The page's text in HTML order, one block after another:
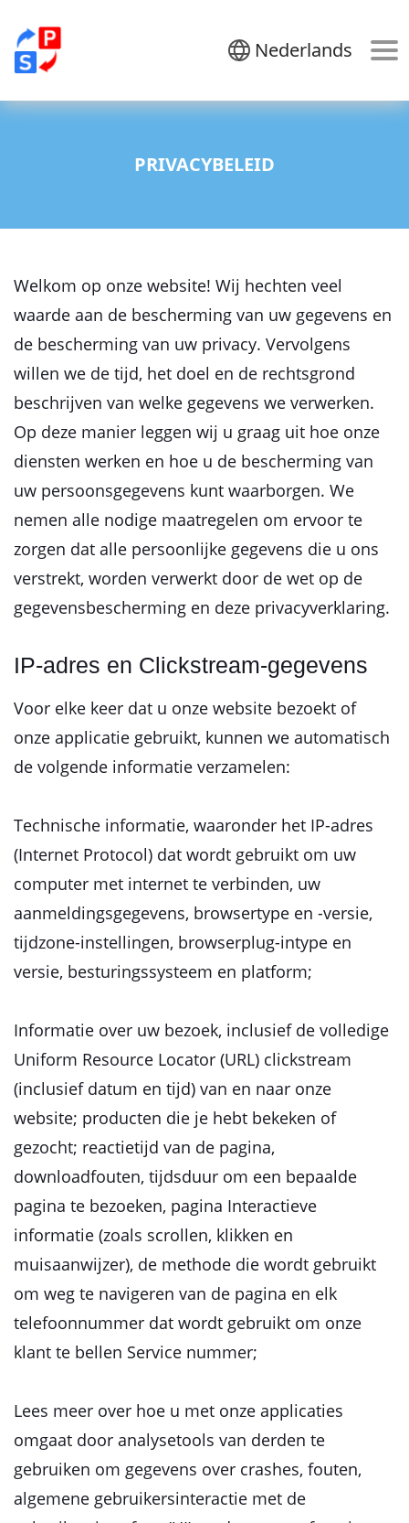
Nederlands
PRIVACYBELEID
Welkom op onze website! Wij hechten veel
waarde aan de bescherming van uw gegevens en
de bescherming van uw privacy. Vervolgens
willen we de tijd, het doel en de rechtsgrond
beschrijven van welke gegevens we verwerken.
Op deze manier leggen wij u graag uit hoe onze
diensten werken en hoe u de bescherming van
uw persoonsgegevens kunt waarborgen. We
nemen alle nodige maatregelen om ervoor te
zorgen dat alle persoonlijke gegevens die u ons
verstrekt, worden verwerkt door de wet op de
gegevensbescherming en deze privacyverklaring.
IP-adres en Clickstream-gegevens
Voor elke keer dat u onze website bezoekt of
onze applicatie gebruikt, kunnen we automatisch
de volgende informatie verzamelen:
Technische informatie, waaronder het IP-adres
(Internet Protocol) dat wordt gebruikt om uw
computer met internet te verbinden, uw
aanmeldingsgegevens, browsertype en -versie,
tijdzone-instellingen, browserplug-intype en
versie, besturingssysteem en platform;
Informatie over uw bezoek, inclusief de volledige
Uniform Resource Locator (URL) clickstream
(inclusief datum en tijd) van en naar onze
website; producten die je hebt bekeken of
gezocht; reactietijd van de pagina,
downloadfouten, tijdsduur om een ​​bepaalde
pagina te bezoeken, pagina Interactieve
informatie (zoals scrollen, klikken en
muisaanwijzer), de methode die wordt gebruikt
om weg te navigeren van de pagina en elk
telefoonnummer dat wordt gebruikt om onze
klant te bellen Service nummer;
Lees meer over hoe u met onze applicaties
omgaat door analysetools van derden te
gebruiken om gegevens over crashes, fouten,
algemene gebruikersinteractie met de